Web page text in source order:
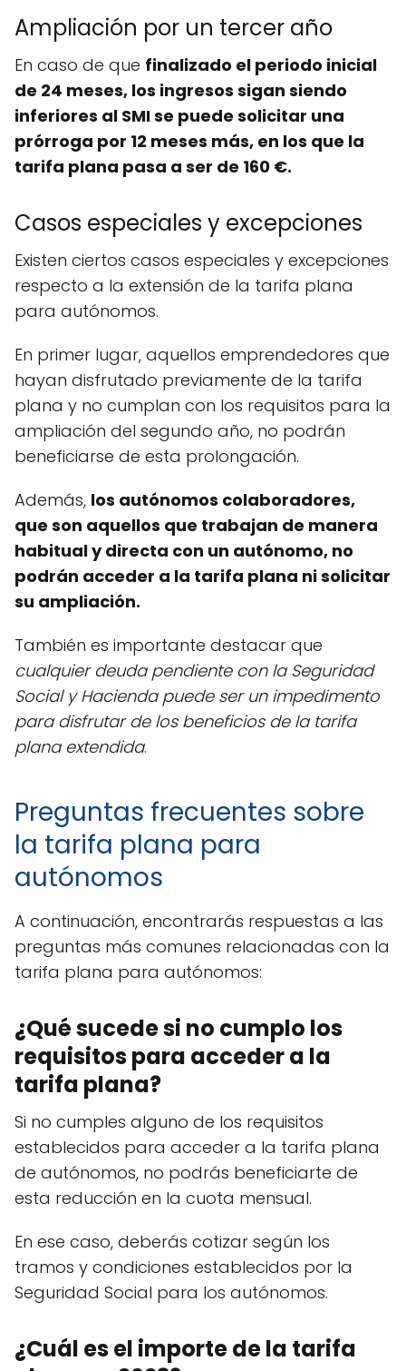
Ampliación por un tercer año
En caso de que finalizado el periodo inicial
de 24 meses, los ingresos sigan siendo
inferiores al SMI se puede solicitar una
prórroga por 12 meses más, en los que la
tarifa plana pasa a ser de 160 €.
Casos especiales y excepciones
Existen ciertos casos especiales y excepciones
respecto a la extensión de la tarifa plana
para autónomos.
En primer lugar, aquellos emprendedores que
hayan disfrutado previamente de la tarifa
plana y no cumplan con los requisitos para la
ampliación del segundo año, no podrán
beneficiarse de esta prolongación.
Además, los autónomos colaboradores,
que son aquellos que trabajan de manera
habitual y directa con un autónomo, no
podrán acceder a la tarifa plana ni solicitar
su ampliación.
También es importante destacar que
cualquier deuda pendiente con la Seguridad
Social y Hacienda puede ser un impedimento
para disfrutar de los beneficios de la tarifa
plana extendida.
Preguntas frecuentes sobre
la tarifa plana para
autónomos
A continuación, encontrarás respuestas a las
preguntas más comunes relacionadas con la
tarifa plana para autónomos:
¿Qué sucede si no cumplo los
requisitos para acceder a la
tarifa plana?
Si no cumples alguno de los requisitos
establecidos para acceder a la tarifa plana
de autónomos, no podrás beneficiarte de
esta reducción en la cuota mensual.
En ese caso, deberás cotizar según los
tramos y condiciones establecidos por la
Seguridad Social para los autónomos.
¿Cuál es el importe de la tarifa